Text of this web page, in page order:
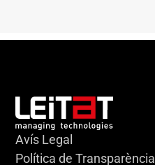
Avís Legal
Política de Transparència